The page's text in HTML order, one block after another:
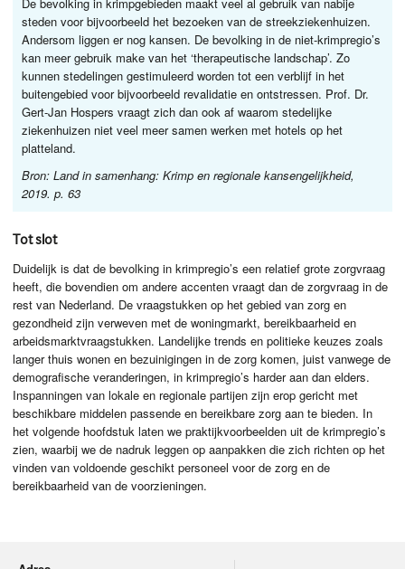
steden voor bijvoorbeeld het bezoeken van de streekziekenhuizen.
Andersom liggen er nog kansen. De bevolking in de niet-krimpregio’s
kan meer gebruik make van het ‘therapeutische landschap’. Zo
kunnen stedelingen gestimuleerd worden tot een verblijf in het
buitengebied voor bijvoorbeeld revalidatie en ontstressen. Prof. Dr.
Gert-Jan Hospers vraagt zich dan ook af waarom stedelijke
ziekenhuizen niet veel meer samen werken met hotels op het
platteland.
Bron: Land in samenhang: Krimp en regionale kansengelijkheid,
2019. p. 63
Tot slot
Duidelijk is dat de bevolking in krimpregio’s een relatief grote zorgvraag
heeft, die bovendien om andere accenten vraagt dan de zorgvraag in de
rest van Nederland. De vraagstukken op het gebied van zorg en
gezondheid zijn verweven met de woningmarkt, bereikbaarheid en
arbeidsmarktvraagstukken. Landelijke trends en politieke keuzes zoals
langer thuis wonen en bezuinigingen in de zorg komen, juist vanwege de
demografische veranderingen, in krimpregio’s harder aan dan elders.
Inspanningen van lokale en regionale partijen zijn erop gericht met
beschikbare middelen passende en bereikbare zorg aan te bieden. In
het volgende hoofdstuk laten we praktijkvoorbeelden uit de krimpregio’s
zien, waarbij we de nadruk leggen op aanpakken die zich richten op het
vinden van voldoende geschikt personeel voor de zorg en de
bereikbaarheid van de voorzieningen.